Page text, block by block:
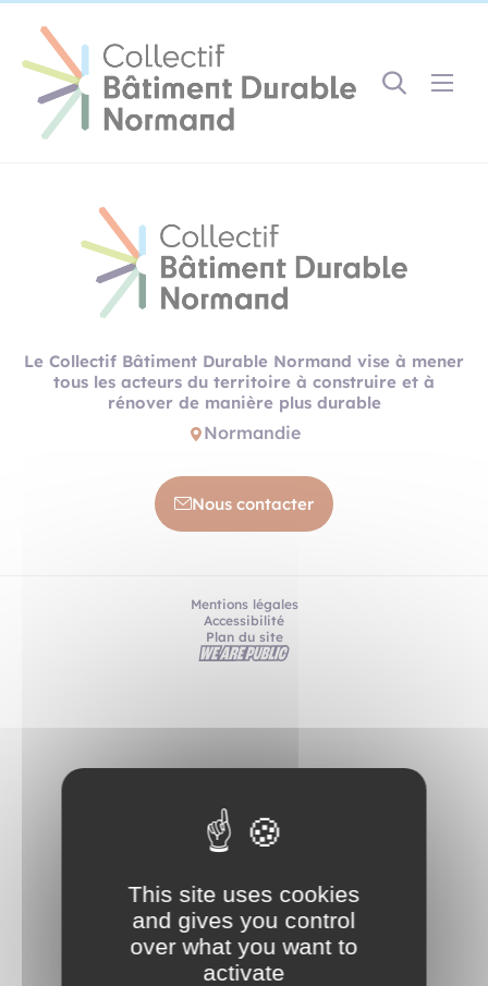
Le Collectif Bâtiment Durable Normand vise à mener
tous les acteurs du territoire à construire et à
rénover de manière plus durable
Normandie
Nous contacter
Mentions légales
Accessibilité
Plan du site
Gestion des couleurs :
Inactif
Interlignage :
Par défaut
Augmenté
Alignement du texte :
Taille du texte :
Très petite
Petite Défaut
Grande
Très grande
Affichage des images & vidéos :
Cookies management panel
This site uses cookies
and gives you control
over what you want to
activate